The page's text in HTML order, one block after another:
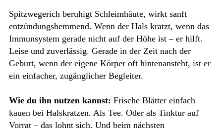
Spitzwegerich beruhigt Schleimhäute, wirkt sanft
entzündungshemmend. Wenn der Hals kratzt, wenn das
Immunsystem gerade nicht auf der Höhe ist – er hilft.
Leise und zuverlässig. Gerade in der Zeit nach der
Geburt, wenn der eigene Körper oft hintenansteht, ist er
ein einfacher, zugänglicher Begleiter.
Wie du ihn nutzen kannst: Frische Blätter einfach
kauen bei Halskratzen. Als Tee. Oder als Tinktur auf
Vorrat – das lohnt sich. Und beim nächsten